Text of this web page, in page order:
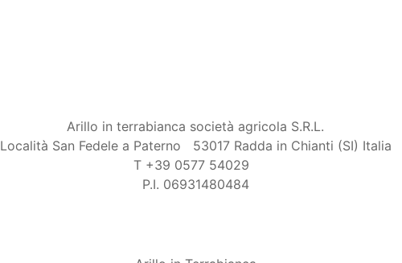
Arillo in terrabianca società agricola S.R.L.
Località San Fedele a Paterno 53017 Radda in Chianti (SI) Italia
T +39 0577 54029
P.I. 06931480484